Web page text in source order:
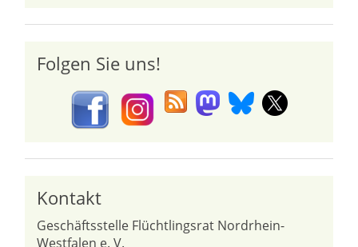
Folgen Sie uns!
Kontakt
Geschäftsstelle Flüchtlingsrat Nordrhein-
Westfalen e. V.